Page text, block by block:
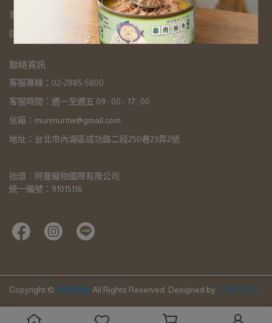
查詢 我的帳戶 隱私政策 服務條款
退換貨政策
防詐騙宣導
聯絡資訊
客服專線：02-2885-5800
客服時間：週一至週五 09 : 00 - 17 : 00
信箱：munmuntw@gmail.com
地址：台北市內湖區成功路二段250巷23弄2號
抬頭：阿曼寵物國際有限公司
統一編號：91015116
Copyright © 曼曼寵物 All Rights Reserved. Designed by CYBERBIZ